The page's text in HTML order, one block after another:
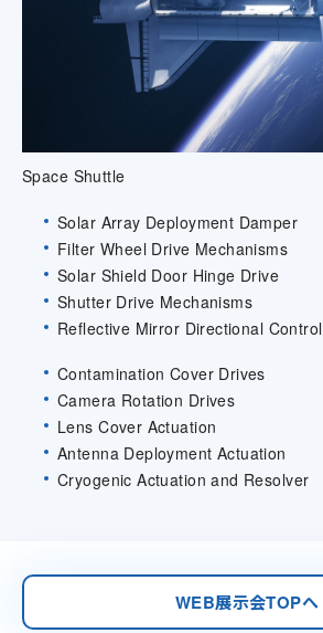
Space Shuttle
Solar Array Deployment Damper
Filter Wheel Drive Mechanisms
Solar Shield Door Hinge Drive
Shutter Drive Mechanisms
Reflective Mirror Directional Control
Contamination Cover Drives
Camera Rotation Drives
Lens Cover Actuation
Antenna Deployment Actuation
Cryogenic Actuation and Resolver
WEB展示会TOPへ